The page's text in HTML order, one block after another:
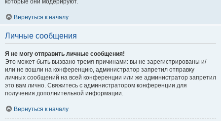
которые они модерируют.
Вернуться к началу
Личные сообщения
Я не могу отправить личные сообщения!
Это может быть вызвано тремя причинами: вы не зарегистрированы и/
или не вошли на конференцию, администратор запретил отправку
личных сообщений на всей конференции или же администратор запретил
это вам лично. Свяжитесь с администратором конференции для
получения дополнительной информации.
Вернуться к началу